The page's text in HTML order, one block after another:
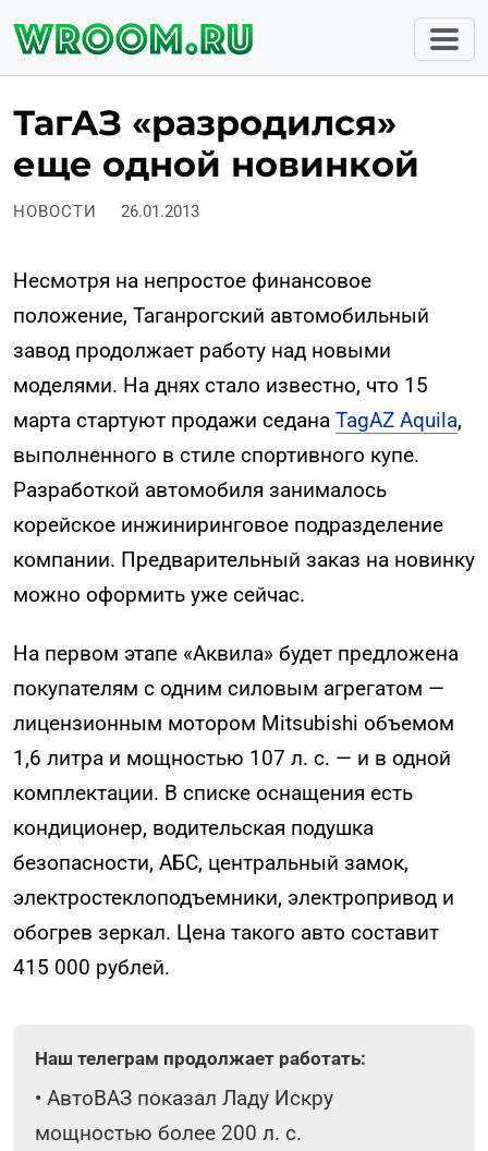
ТагАЗ «разродился»
еще одной новинкой
НОВОСТИ 26.01.2013
Несмотря на непростое финансовое
положение, Таганрогский автомобильный
завод продолжает работу над новыми
моделями. На днях стало известно, что 15
марта стартуют продажи седана TagAZ Aquila,
выполненного в стиле спортивного купе.
Разработкой автомобиля занималось
корейское инжиниринговое подразделение
компании. Предварительный заказ на новинку
можно оформить уже сейчас.
На первом этапе «Аквила» будет предложена
покупателям с одним силовым агрегатом —
лицензионным мотором Mitsubishi объемом
1,6 литра и мощностью 107 л. с. — и в одной
комплектации. В списке оснащения есть
кондиционер, водительская подушка
безопасности, АБС, центральный замок,
электростеклоподъемники, электропривод и
обогрев зеркал. Цена такого авто составит
415 000 рублей.
Наш телеграм продолжает работать:
• АвтоВАЗ показал Ладу Искру
мощностью более 200 л. с.